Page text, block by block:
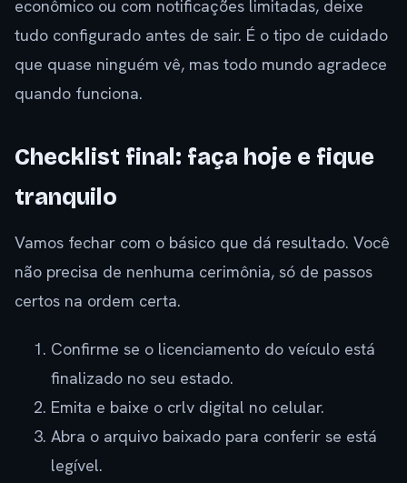
econômico ou com notificações limitadas, deixe
tudo configurado antes de sair. É o tipo de cuidado
que quase ninguém vê, mas todo mundo agradece
quando funciona.
Checklist final: faça hoje e fique
tranquilo
Vamos fechar com o básico que dá resultado. Você
não precisa de nenhuma cerimônia, só de passos
certos na ordem certa.
Confirme se o licenciamento do veículo está
finalizado no seu estado.
Emita e baixe o crlv digital no celular.
Abra o arquivo baixado para conferir se está
legível.